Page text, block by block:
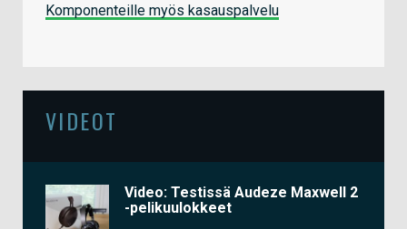
Komponenteille myös kasauspalvelu
VIDEOT
Video: Testissä Audeze Maxwell 2
-pelikuulokkeet